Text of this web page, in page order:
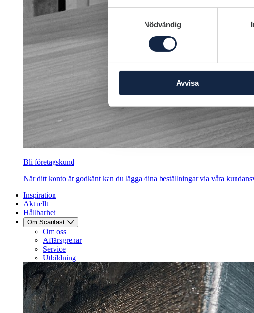
Nödvändig
Avvisa
Bli företagskund
När ditt konto är godkänt kan du lägga dina beställningar via våra
Inspiration
Aktuellt
Hållbarhet
Om Scanfast
Om oss
Affärsgrenar
Service
Utbildning